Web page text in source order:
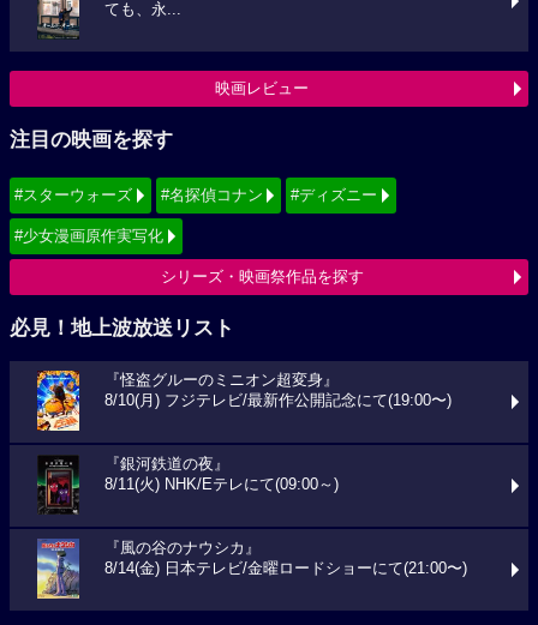
ても、永...
映画レビュー
注目の映画を探す
#スターウォーズ #名探偵コナン #ディズニー
#少女漫画原作実写化
シリーズ・映画祭作品を探す
必見！地上波放送リスト
『怪盗グルーのミニオン超変身』
8/10(月) フジテレビ/最新作公開記念にて(19:00〜)
『銀河鉄道の夜』
8/11(火) NHK/Eテレにて(09:00～)
『風の谷のナウシカ』
8/14(金) 日本テレビ/金曜ロードショーにて(21:00〜)